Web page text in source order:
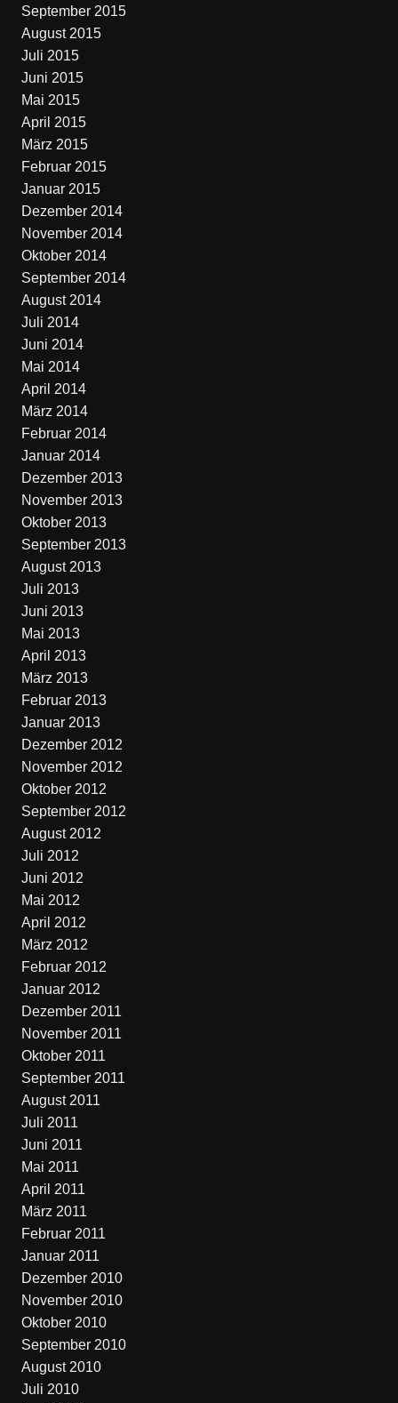
September 2015
August 2015
Juli 2015
Juni 2015
Mai 2015
April 2015
März 2015
Februar 2015
Januar 2015
Dezember 2014
November 2014
Oktober 2014
September 2014
August 2014
Juli 2014
Juni 2014
Mai 2014
April 2014
März 2014
Februar 2014
Januar 2014
Dezember 2013
November 2013
Oktober 2013
September 2013
August 2013
Juli 2013
Juni 2013
Mai 2013
April 2013
März 2013
Februar 2013
Januar 2013
Dezember 2012
November 2012
Oktober 2012
September 2012
August 2012
Juli 2012
Juni 2012
Mai 2012
April 2012
März 2012
Februar 2012
Januar 2012
Dezember 2011
November 2011
Oktober 2011
September 2011
August 2011
Juli 2011
Juni 2011
Mai 2011
April 2011
März 2011
Februar 2011
Januar 2011
Dezember 2010
November 2010
Oktober 2010
September 2010
August 2010
Juli 2010